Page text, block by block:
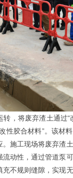
将废弃渣土通过“
性胶合材料”。该材
施工现场将废弃渣
动性，通过管道泵
不规则缝隙，实现